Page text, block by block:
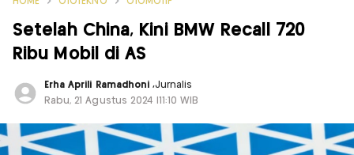
Setelah China, Kini BMW Recall 720
Ribu Mobil di AS
Erha Aprili Ramadhoni,Jurnalis
Rabu, 21 Agustus 2024 |11:10 WIB